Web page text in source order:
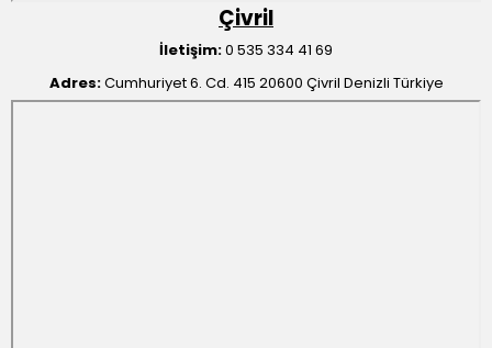
Çivril
İletişim:0 535 334 41 69
Adres:Cumhuriyet 6. Cd. 415 20600 Çivril Denizli Türkiye